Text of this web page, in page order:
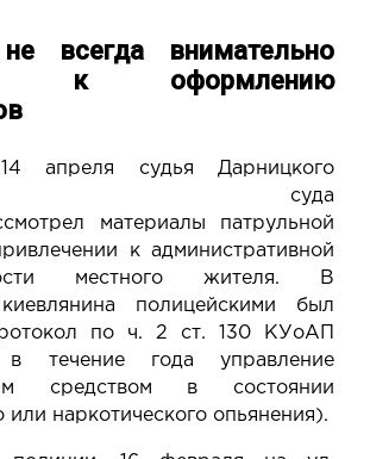
всегда внимательно
к оформлению
апреля судья Дарницкого
суда
материалы патрульной
к административной
местного жителя. В
полицейскими был
по ч. 2 ст. 130 КУоАП
в течение года управление
средством в состоянии
или наркотического опьянения).